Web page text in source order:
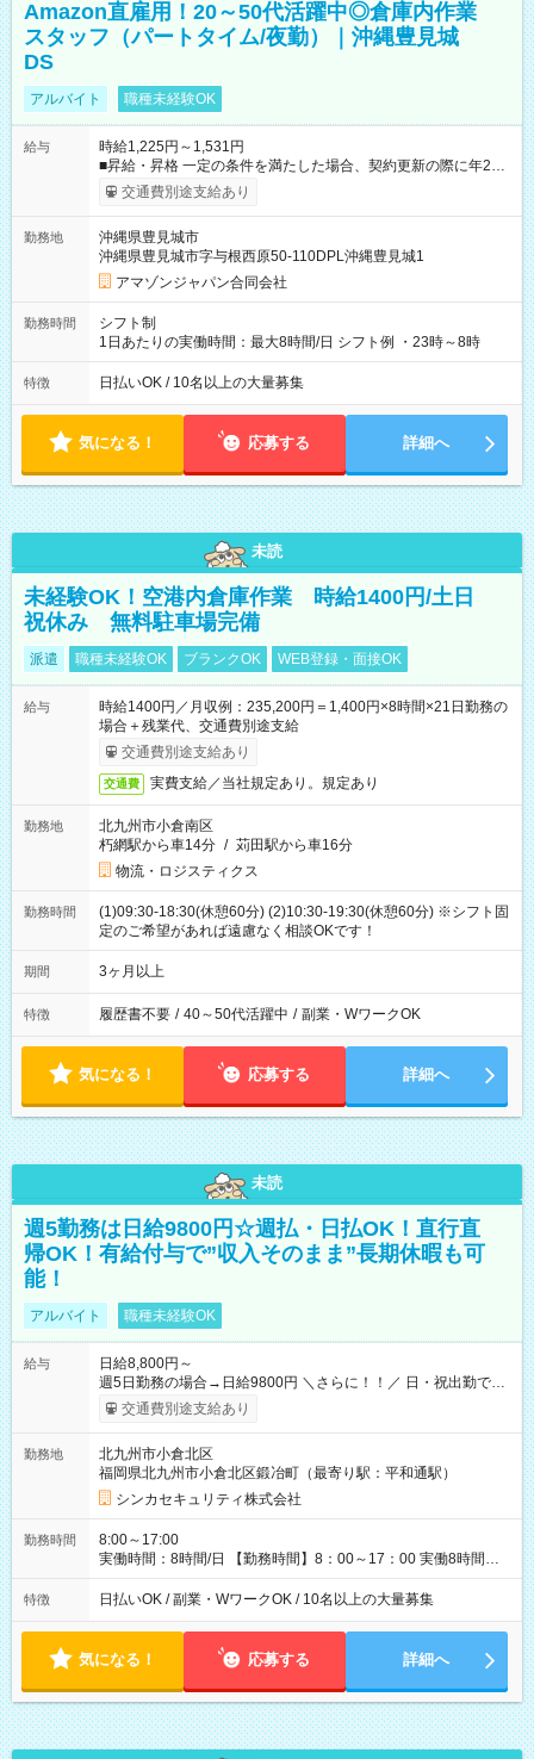
Amazon直雇用！20～50代活躍中◎倉庫内作業
スタッフ（パートタイム/夜勤）｜沖縄豊見城
DS
アルバイト 職種未経験OK
給与
時給1,225円～1,531円
■昇給・昇格 一定の条件を満たした場合、契約更新の際に年2回
まで昇給の機会があります。 ■正社員登用制度あり ※月末締/翌
月25日支払い ※時間外手当、別途支給 ※深夜割増賃金 (22:00～
☆Amazon直雇用で安定して働けます！ 【試用期間】試用期間
あり 試用期間の長さ：1週間 雇用形態、給与は本採用時と同じ
です。
交通費別途支給あり
勤務地
沖縄県豊見城市
沖縄県豊見城市字与根西原50-110DPL沖縄豊見城1
アマゾンジャパン合同会社
勤務時間
シフト制
1日あたりの実働時間：最大8時間/日 シフト例 ・23時～8時
特徴 日払いOK / 10名以上の大量募集
気になる！ 応募する 詳細へ
未読
未経験OK！空港内倉庫作業 時給1400円/土日
祝休み 無料駐車場完備
派遣 職種未経験OK ブランクOK WEB登録・面接OK
給与
時給1400円／月収例：235,200円＝1,400円×8時間×21日勤務の
場合＋残業代、交通費別途支給
交通費別途支給あり
交通費 実費支給／当社規定あり。規定あり
勤務地
北九州市小倉南区
朽網駅から車14分 / 苅田駅から車16分
物流・ロジスティクス
勤務時間
(1)09:30-18:30(休憩60分) (2)10:30-19:30(休憩60分) ※シフト固
定のご希望があれば遠慮なく相談OKです！
期間 3ヶ月以上
特徴 履歴書不要 / 40～50代活躍中 / 副業・WワークOK
気になる！ 応募する 詳細へ
未読
週5勤務は日給9800円☆週払・日払OK！直行直
帰OK！有給付与で”収入そのまま”長期休暇も可
能！
アルバイト 職種未経験OK
給与
日給8,800円～
週5日勤務の場合→日給9800円 ＼さらに！！／ 日・祝出勤で＋
1，000円/日 になります♪ ◆交通費支給あり ※規定あり ◆賞与
あり ※規定あり ◆資格手当あり ◆最大15万円の定着支援制度
以上の社員に月1万円 ※有給休暇を除く ◆ファミリーサポート
あり ┗障害をもつ子を育てる社員に月1万円 ◆チャイルドサポー
トプランあり ┗自身/妻が不妊治療をしている社員に対し、 特
別休暇と治療費の補助 【試用期間】試用期間あり 試用期間の長
さ：3ヶ月 雇用形態、給与は本採用時と同じです。
交通費別途支給あり
勤務地
北九州市小倉北区
福岡県北九州市小倉北区鍛冶町（最寄り駅：平和通駅）
シンカセキュリティ株式会社
勤務時間
8:00～17:00
実働時間：8時間/日 【勤務時間】8：00～17：00 実働8時間／
休憩1時間 ☆週2日～勤務OK！ ☆残業少なめ（月平均1～5時
間） 3か月以内の短期間勤務もOK★ ＊週4日以上働ける方のみ
特徴 日払いOK / 副業・WワークOK / 10名以上の大量募集
気になる！ 応募する 詳細へ